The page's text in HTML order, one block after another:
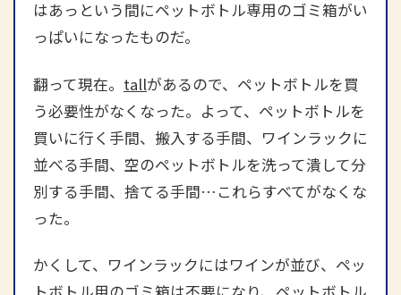
はあっという間にペットボトル専用のゴミ箱がい
っぱいになったものだ。
翻って現在。 tallがあるので、ペットボトルを買
う必要性がなくなった。よって、ペットボトルを
買いに行く手間、搬入する手間、ワインラックに
並べる手間、空のペットボトルを洗って潰して分
別する手間、捨てる手間…これらすべてがなくな
った。
かくして、ワインラックにはワインが並び、ペッ